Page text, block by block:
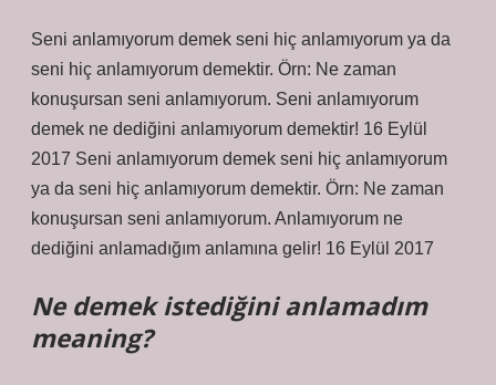
Seni anlamıyorum demek seni hiç anlamıyorum ya da
seni hiç anlamıyorum demektir. Örn: Ne zaman
konuşursan seni anlamıyorum. Seni anlamıyorum
demek ne dediğini anlamıyorum demektir! 16 Eylül
2017 Seni anlamıyorum demek seni hiç anlamıyorum
ya da seni hiç anlamıyorum demektir. Örn: Ne zaman
konuşursan seni anlamıyorum. Anlamıyorum ne
dediğini anlamadığım anlamına gelir! 16 Eylül 2017
Ne demek istediğini anlamadım
meaning?